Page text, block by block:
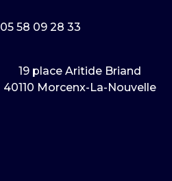
05 58 09 28 33
19 place Aritide Briand
40110 Morcenx-La-Nouvelle